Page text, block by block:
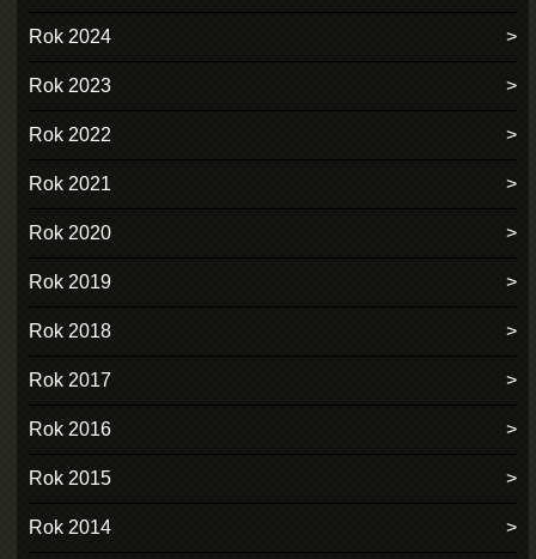
Rok 2024
Rok 2023
Rok 2022
Rok 2021
Rok 2020
Rok 2019
Rok 2018
Rok 2017
Rok 2016
Rok 2015
Rok 2014